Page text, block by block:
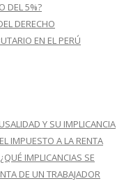
DEL 5%?
DERECHO
EN EL PERÚ
Y SU IMPLICANCIA
IMPUESTO A LA RENTA
¿QUÉ IMPLICANCIAS SE
DE UN TRABAJADOR